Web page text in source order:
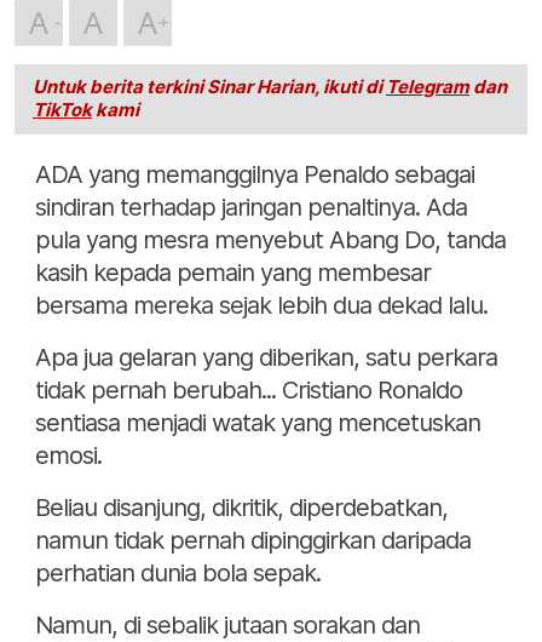
A A A
Untuk berita terkini Sinar Harian, ikuti di Telegramdan
TikTokkami
ADA yang memanggilnya Penaldo sebagai
sindiran terhadap jaringan penaltinya. Ada
pula yang mesra menyebut Abang Do, tanda
kasih kepada pemain yang membesar
bersama mereka sejak lebih dua dekad lalu.
Apa jua gelaran yang diberikan, satu perkara
tidak pernah berubah... Cristiano Ronaldo
sentiasa menjadi watak yang mencetuskan
emosi.
Beliau disanjung, dikritik, diperdebatkan,
namun tidak pernah dipinggirkan daripada
perhatian dunia bola sepak.
Namun, di sebalik jutaan sorakan dan